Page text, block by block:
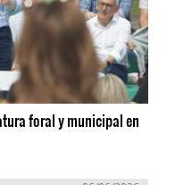
foral y municipal en